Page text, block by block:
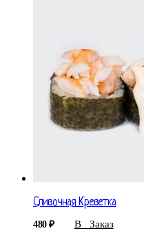
Сливочная Креветка
480₽ В Заказ